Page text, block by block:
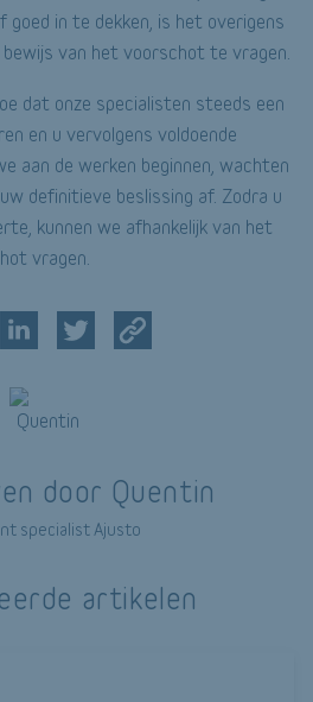
goed in te dekken, is het overigens
van het voorschot te vragen.
dat onze specialisten steeds een
en u vervolgens voldoende
aan de werken beginnen, wachten
definitieve beslissing af. Zodra u
kunnen we afhankelijk van het
vragen.
door Quentin
specialist Ajusto
artikelen